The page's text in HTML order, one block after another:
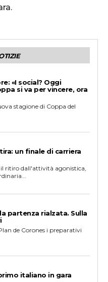
«I social? Oggi
si va per vincere, ora
stagione di Coppa del
un finale di carriera
ritiro dall'attività agonistica,
partenza rialzata. Sulla
de Corones i preparativi
italiano in gara